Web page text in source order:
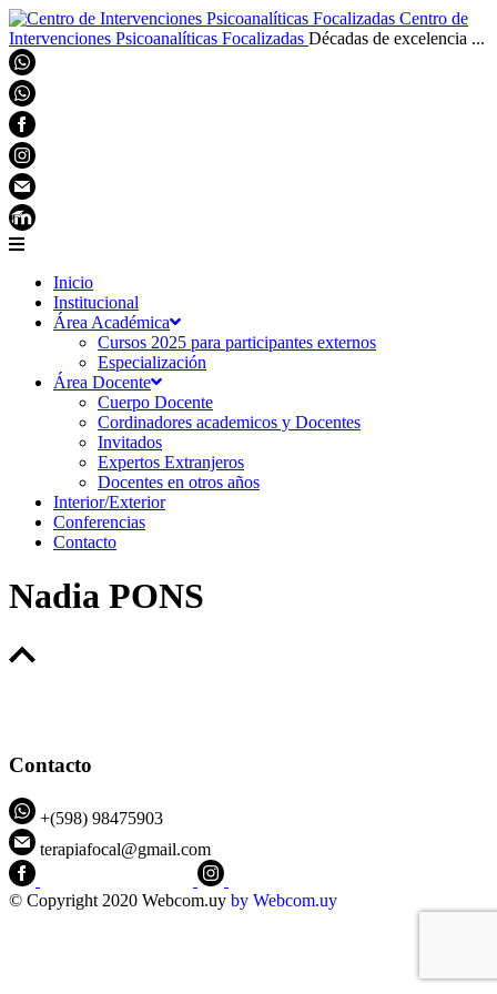
Centro de
Intervenciones Psicoanalíticas Focalizadas Décadas de excelencia ...
Inicio
Institucional
Área Académica
Cursos 2025 para participantes externos
Especialización
Área Docente
Cuerpo Docente
Cordinadores academicos y Docentes
Invitados
Expertos Extranjeros
Docentes en otros años
Interior/Exterior
Conferencias
Contacto
Nadia PONS
Contacto
+(598) 98475903
terapiafocal@gmail.com
© Copyright 2020 Webcom.uy by Webcom.uy